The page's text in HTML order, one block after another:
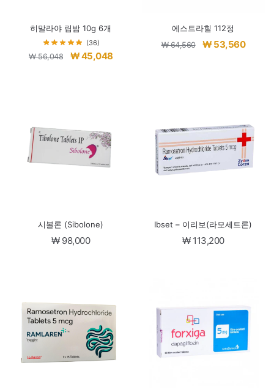
히말라야 립밤 10g 6개
(36)
₩56,048
원
₩45,048현
에스트라힐 112정
₩64,560
원
₩ 53,560현
시볼론 (Sibolone)
₩98,000
Ibset – 이리보(라모세트론)
₩113,200